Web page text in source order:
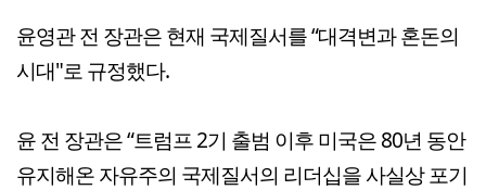
윤영관 전 장관은 현재 국제질서를 “대격변과 혼돈의
시대"로 규정했다.
윤 전 장관은 “트럼프 2기 출범 이후 미국은 80년 동안
유지해온 자유주의 국제질서의 리더십을 사실상 포기